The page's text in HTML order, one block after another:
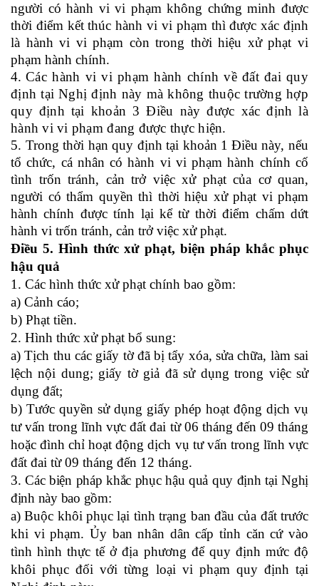
người có hành vi vi phạm không chứng minh được
thời điểm kết thúc hành vi vi phạm thì được xác định
là hành vi vi phạm còn trong thời hiệu xử phạt vi
phạm hành chính.
4.Các hành vi vi phạmhành chính về đất đai quy
định tại Nghị định này mà không thuộc trường hợp
quy định tại khoản 3 Điều này được xác định là
hành vi vi phạm đang được thực hiện.
5. Trong thời hạnquy định tại khoản 1 Điều này, nếu
tổ chức, cá nhân có hành vi vi phạm hành chính cố
tình trốn tránh, cản trở việc xử phạt của cơ quan,
người có thẩm quyền thì thời hiệu xử phạt vi phạm
hành chính được tính lại kể từ thời điểm chấm dứt
hành vi trốn tránh, cản trở việc xử phạt.
Điều 5. Hình thức xử phạt, biện pháp khắc phục
hậu quả
1. Các hình thức xử phạt chính bao gồm:
a) Cảnh cáo;
b) Phạt tiền.
2. Hình thức xử phạt bổ sung:
a) Tịch thu các giấy tờ đã bị tẩy xóa, sửa chữa, làm sai
lệch nội dung; giấy tờ giả đã sử dụng trong việc sử
dụng đất;
b) Tước quyền sử dụng giấy phép hoạt động dịch vụ
tư vấn trong lĩnh vực đất đai từ 06 tháng đến 09 tháng
hoặc đình chỉ hoạt động dịch vụ tư vấn trong lĩnh vực
đất đai từ 09 tháng đến 12 tháng.
3.Các biện pháp khắc phục hậu quả quy định tại Nghị
định này bao gồm:
a)Buộc khôi phục lại tình trạng ban đầu của đất trước
khi vi phạm. Ủy ban nhân dân cấp tỉnh căn cứ vào
tình hình thực tế ở địa phương để quy định mức độ
khôi phục đối với từng loại vi phạm quy định tại